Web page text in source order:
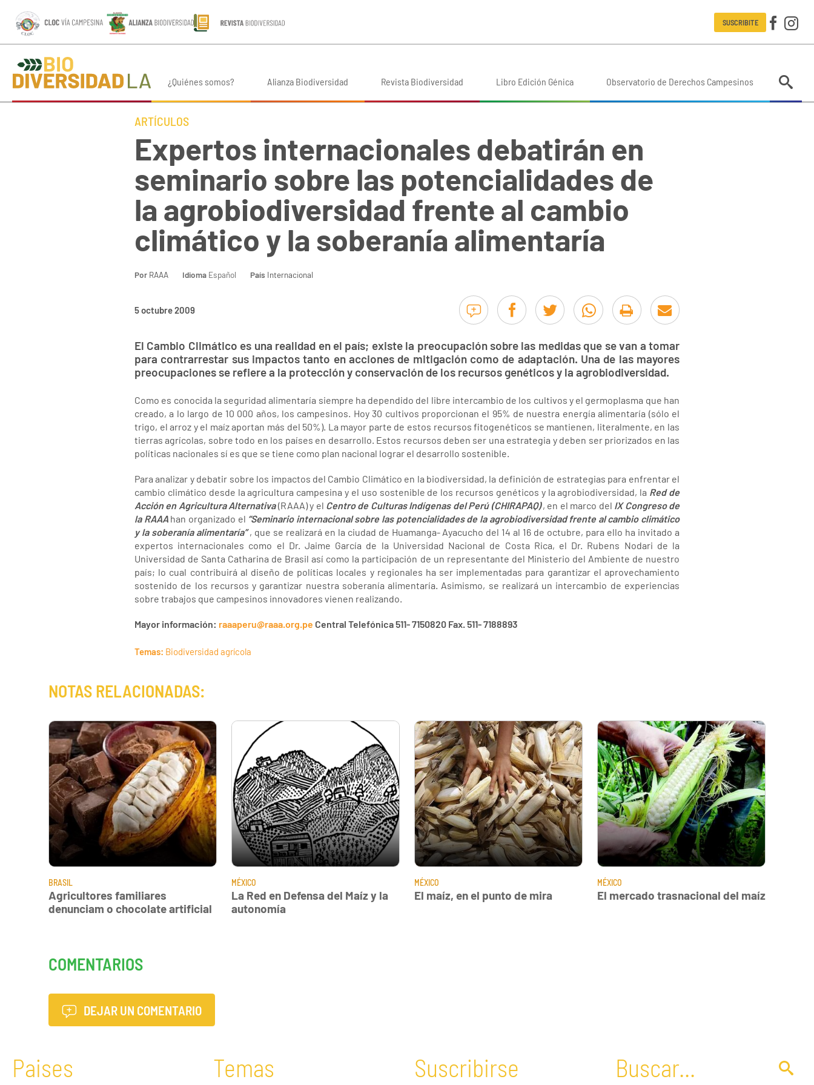
SUSCRIBITE
¿Quiénes somos? Alianza Biodiversidad Revista Biodiversidad Libro Edición Génica Observatorio de Derechos Campesinos
ARTÍCULOS
Expertos internacionales debatirán en
seminario sobre las potencialidades de
la agrobiodiversidad frente al cambio
climático y la soberanía alimentaría
Por RAAA Idioma Español País Internacional
5 octubre 2009
El Cambio Climático es una realidad en el país; existe la preocupación sobre las medidas que se van a tomar
para contrarrestar sus impactos tanto en acciones de mitigación como de adaptación. Una de las mayores
preocupaciones se refiere a la protección y conservación de los recursos genéticos y la agrobiodiversidad.
Como es conocida la seguridad alimentaría siempre ha dependido del libre intercambio de los cultivos y el germoplasma que han
creado, a lo largo de 10 000 años, los campesinos. Hoy 30 cultivos proporcionan el 95% de nuestra energía alimentaría (sólo el
trigo, el arroz y el maíz aportan más del 50%). La mayor parte de estos recursos fitogenéticos se mantienen, literalmente, en las
tierras agrícolas, sobre todo en los países en desarrollo. Estos recursos deben ser una estrategia y deben ser priorizados en las
políticas nacionales sí es que se tiene como plan nacional lograr el desarrollo sostenible.
Para analizar y debatir sobre los impactos del Cambio Climático en la biodiversidad, la definición de estrategias para enfrentar el
cambio climático desde la agricultura campesina y el uso sostenible de los recursos genéticos y la agrobiodiversidad, la Red de
Acción en Agricultura Alternativa(RAAA) y el Centro de Culturas Indígenas del Perú (CHIRAPAQ) , en el marco del IX Congreso de
la RAAA han organizado el “Seminario internacional sobre las potencialidades de la agrobiodiversidad frente al cambio climático
y la soberanía alimentaría” , que se realizará en la ciudad de Huamanga- Ayacucho del 14 al 16 de octubre, para ello ha invitado a
expertos internacionales como el Dr. Jaime García de la Universidad Nacional de Costa Rica, el Dr. Rubens Nodari de la
Universidad de Santa Catharina de Brasil así como la participación de un representante del Ministerio del Ambiente de nuestro
país; lo cual contribuirá al diseño de políticas locales y regionales ha ser implementadas para garantizar el aprovechamiento
sostenido de los recursos y garantizar nuestra soberanía alimentaría. Asimismo, se realizará un intercambio de experiencias
sobre trabajos que campesinos innovadores vienen realizando.
Mayor información: raaaperu@raaa.org.pe Central Telefónica 511- 7150820 Fax. 511- 7188893
Temas: Biodiversidad agrícola
NOTAS RELACIONADAS:
BRASIL
Agricultores familiares
denunciam o chocolate artificial
MÉXICO
La Red en Defensa del Maíz y la
autonomía
MÉXICO
El maíz, en el punto de mira
MÉXICO
El mercado trasnacional del maíz
COMENTARIOS
DEJAR UN COMENTARIO
Paises Temas Suscribirse